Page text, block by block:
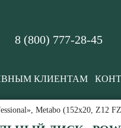
8 (800) 777-28-45
КЛИЕНТАМ
Metabo (152x20, Z12